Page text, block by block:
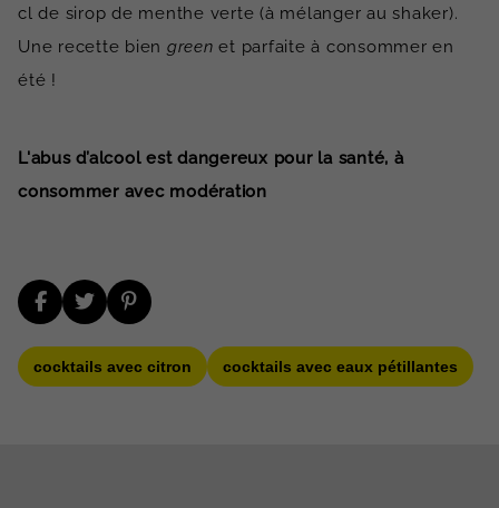
cl de sirop de menthe verte (à mélanger au shaker).
Une recette bien green et parfaite à consommer en
été !
L'abus d’alcool est dangereux pour la santé, à
consommer avec modération
cocktails avec citron cocktails avec eaux pétillantes